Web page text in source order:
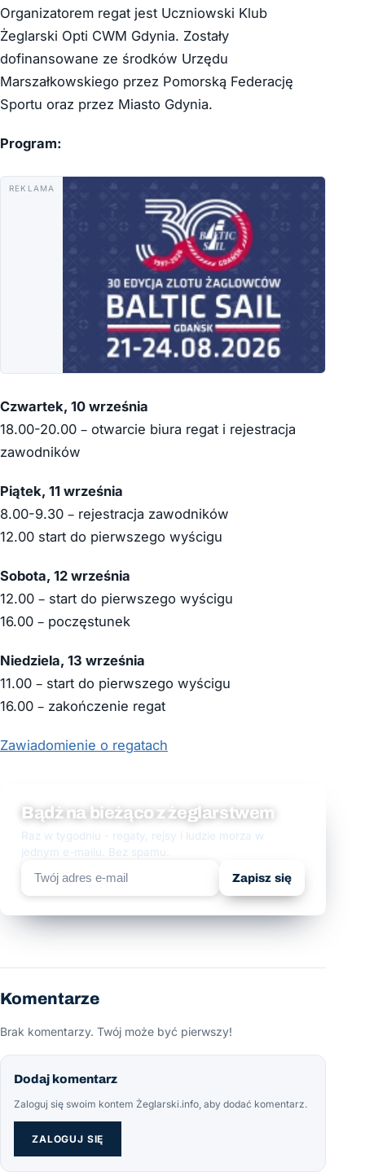
Organizatorem regat jest Uczniowski Klub
Żeglarski Opti CWM Gdynia. Zostały
dofinansowane ze środków Urzędu
Marszałkowskiego przez Pomorską Federację
Sportu oraz przez Miasto Gdynia.
Program:
REKLAMA
Czwartek, 10 września
18.00-20.00 – otwarcie biura regat i rejestracja
zawodników
Piątek, 11 września
8.00-9.30 – rejestracja zawodników
12.00 start do pierwszego wyścigu
Sobota, 12 września
12.00 – start do pierwszego wyścigu
16.00 – poczęstunek
Niedziela, 13 września
11.00 – start do pierwszego wyścigu
16.00 – zakończenie regat
Zawiadomienie o regatach
Bądź na bieżąco z żeglarstwem
Raz w tygodniu - regaty, rejsy i ludzie morza w
jednym e-mailu. Bez spamu.
Zapisz się
Komentarze
Brak komentarzy. Twój może być pierwszy!
Dodaj komentarz
Zaloguj się swoim kontem Żeglarski.info, aby dodać komentarz.
ZALOGUJ SIĘ